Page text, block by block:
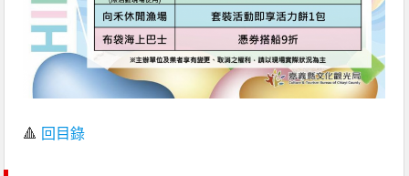
🔺 回目錄